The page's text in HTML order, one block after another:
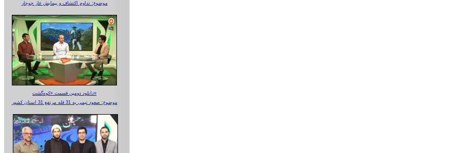
موضوع: تداوم اکتشاف و پیمایش غار جوجار
دانلود دومین قسمت «کوه‌گشت»
موضوع: صعود تیمی به 31 قله مرتفع 31 استان کشور